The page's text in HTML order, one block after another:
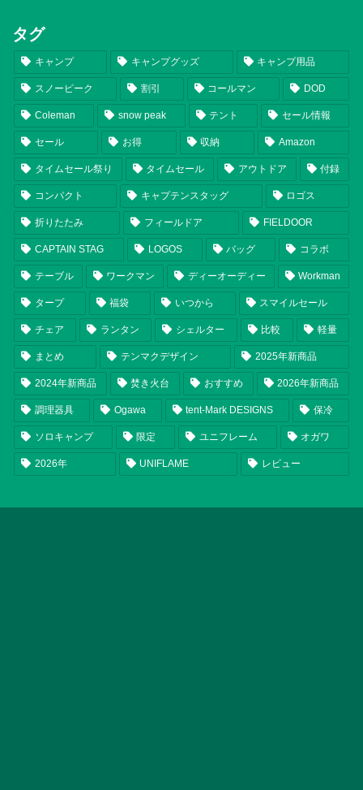
タグ
キャンプ キャンプグッズ キャンプ用品
スノーピーク 割引 コールマン DOD
Coleman snow peak テント セール情報
セール お得 収納 Amazon
タイムセール祭り タイムセール アウトドア 付録
コンパクト キャプテンスタッグ ロゴス
折りたたみ フィールドア FIELDOOR
CAPTAIN STAG LOGOS バッグ コラボ
テーブル ワークマン ディーオーディー Workman
タープ 福袋 いつから スマイルセール
チェア ランタン シェルター 比較 軽量
まとめ テンマクデザイン 2025年新商品
2024年新商品 焚き火台 おすすめ 2026年新商品
調理器具 Ogawa tent-Mark DESIGNS 保冷
ソロキャンプ 限定 ユニフレーム オガワ
2026年 UNIFLAME レビュー